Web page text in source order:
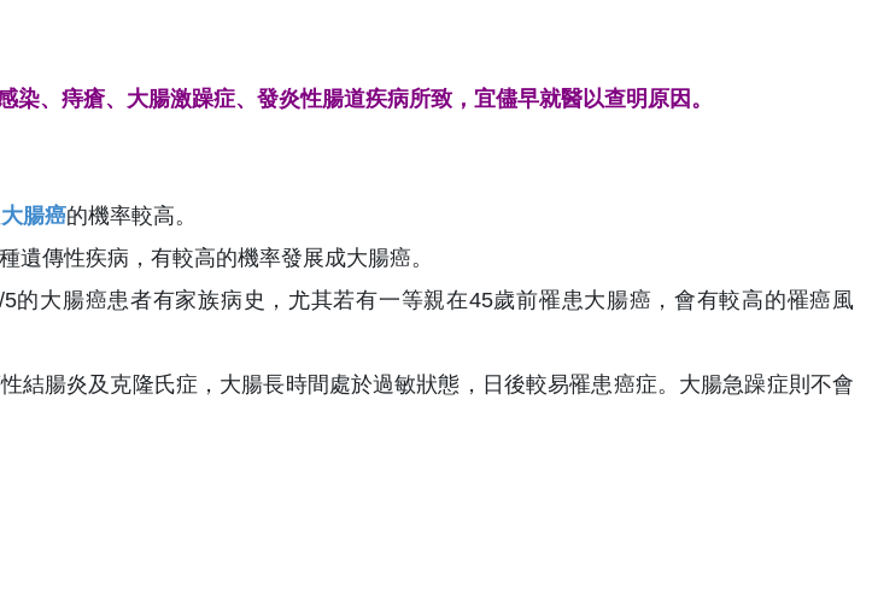
染、痔瘡、大腸激躁症、發炎性腸道疾病所致，宜儘早就醫以查明原因。
大腸癌的機率較高。
遺傳性疾病，有較高的機率發展成大腸癌。
的大腸癌患者有家族病史，尤其若有一等親在45歲前罹患大腸癌，會有較高的罹癌風
結腸炎及克隆氏症，大腸長時間處於過敏狀態，日後較易罹患癌症。大腸急躁症則不會